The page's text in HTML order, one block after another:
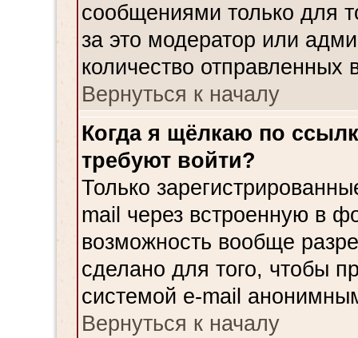
сообщениями только для
за это модератор или
количество
Вернуться к началу
Когда я щёлкаю по
требуют войти?
Только
mail через встроенную в
возможность вообще
сделано для того, чтобы
системой e-mail
Вернуться к началу